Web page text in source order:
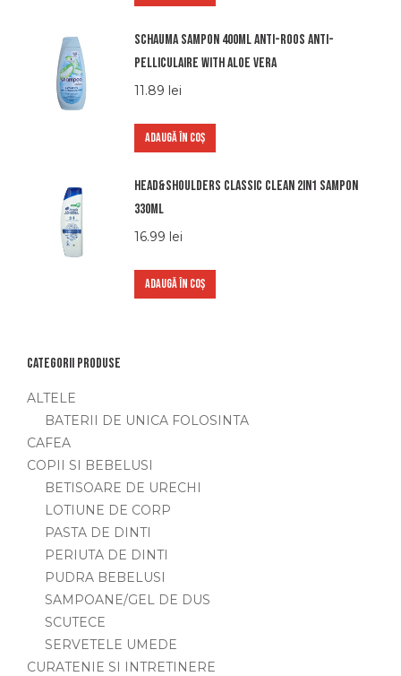
Schauma sampon 400ml anti-roos anti-
pelliculaire with aloe vera
11.89 lei
ADAUGĂ ÎN COȘ
Head&shoulders classic clean 2in1 sampon
330ml
16.99 lei
ADAUGĂ ÎN COȘ
Categorii produse
ALTELE
BATERII DE UNICA FOLOSINTA
CAFEA
COPII SI BEBELUSI
BETISOARE DE URECHI
LOTIUNE DE CORP
PASTA DE DINTI
PERIUTA DE DINTI
PUDRA BEBELUSI
SAMPOANE/GEL DE DUS
SCUTECE
SERVETELE UMEDE
CURATENIE SI INTRETINERE